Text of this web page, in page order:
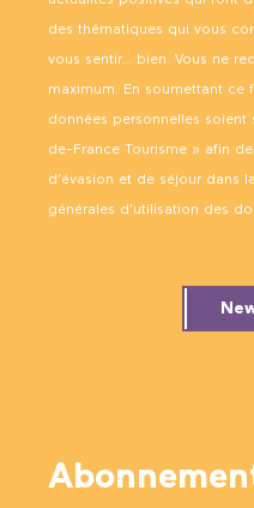
des thématiques qui vous
vous sentir… bien. Vous ne
maximum. En soumettant ce
données personnelles
de-France Tourisme » afin
d’évasion et de séjour dans
générales d’utilisation des